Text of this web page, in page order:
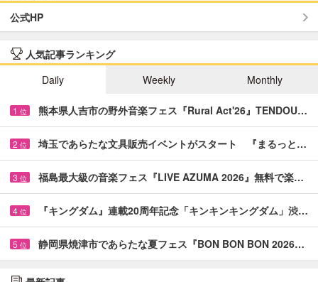
公式HP
人気記事ランキング
Daily
Weekly Monthly
1 位 熊本県人吉市の野外音楽フェス『Rural Act'26』TENDOU…
2 位 埼玉であらたな文具販売イベントがスタート 『まるっと…
3 位 福島最大級の音楽フェス『LIVE AZUMA 2026』無料で楽…
4 位 『キングダム』連載20周年記念「キンキンキングダム」渋…
5 位 静岡県焼津市であらたな夏フェス『BON BON BON 2026…